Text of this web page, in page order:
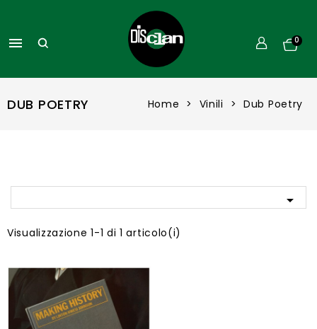
 0
DUB POETRY Home Vinili Dub Poetry

Visualizzazione 1-1 di 1 articolo(i)